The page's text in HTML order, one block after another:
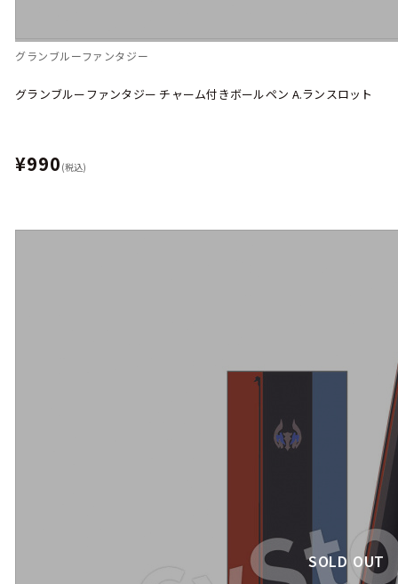
グランブルーファンタジー
グランブルーファンタジー チャーム付きボールペン A.ランスロット
¥990 (税込)
SOLD OUT